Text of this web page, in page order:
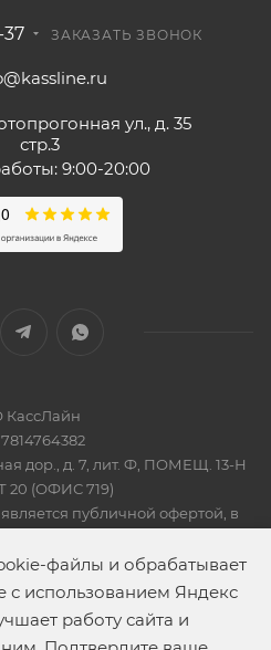
37 ЗАКАЗАТЬ ЗВОНОК
ул., д. 35
стр.3
9:00-20:00
дор., д. 7, лит. Ф, ПОМЕЩ. 13-Н
20 (ОФИС 719)
публичной офертой, в
© КАССЛАЙН
файлы и обрабатывает
с использованием Яндекс
работу сайта и